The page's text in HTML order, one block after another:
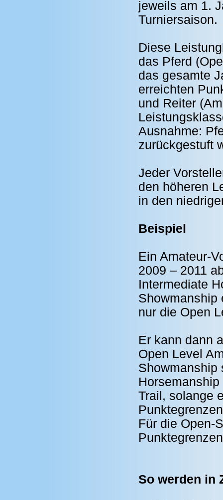
jeweils am 1.
Turniersaison.
Diese
das Pferd
das gesamte
erreichten
und Reiter
Ausnahme:
zurückgestuft
Jeder
den höheren
in den
Beispiel
Ein Amateur-
2009 – 2011
Intermediate
Showmanship
nur die Open
Er kann dann
Open Level
Showmanship
Trail, solange
Für die Open-
So werden in